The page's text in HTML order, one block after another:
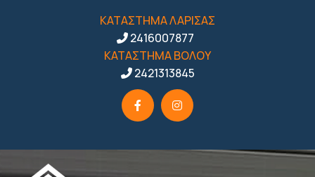
ΚΑΤΑΣΤΗΜΑ ΛΑΡΙΣΑΣ
 2416007877
ΚΑΤΑΣΤΗΜΑ ΒΟΛΟΥ
 2421313845